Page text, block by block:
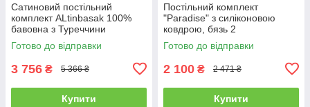
Сатиновий постільний
комплект ALtinbasak 100%
бавовна з Туреччини
двоспальний - євро
Готово до відправки
3 756 ₴ 5 366 ₴
Купити
Постільний комплект
"Paradise" з силіконовою
ковдрою, бязь 2
Готово до відправки
2 100 ₴ 2 471 ₴
Купити